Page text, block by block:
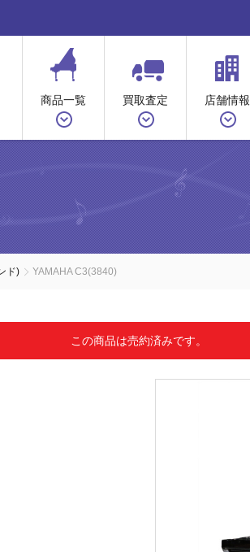
商品一覧 買取査定 店舗情報
ド) YAMAHA C3(3840)
この商品は売約済みです。